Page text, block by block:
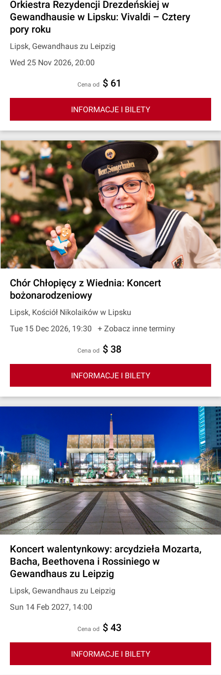
Orkiestra Rezydencji Drezdeńskiej w
Gewandhausie w Lipsku: Vivaldi – Cztery
pory roku
Lipsk, Gewandhaus zu Leipzig
Wed 25 Nov 2026, 20:00
cena od $ 61
INFORMACJE I BILETY
Chór Chłopięcy z Wiednia: Koncert
bożonarodzeniowy
Lipsk, Kościół Nikolaików w Lipsku
Tue 15 Dec 2026, 19:30
+ Zobacz inne terminy
cena od $ 38
INFORMACJE I BILETY
Koncert walentynkowy: arcydzieła Mozarta,
Bacha, Beethovena i Rossiniego w
Gewandhaus zu Leipzig
Lipsk, Gewandhaus zu Leipzig
Sun 14 Feb 2027, 14:00
cena od $ 43
INFORMACJE I BILETY